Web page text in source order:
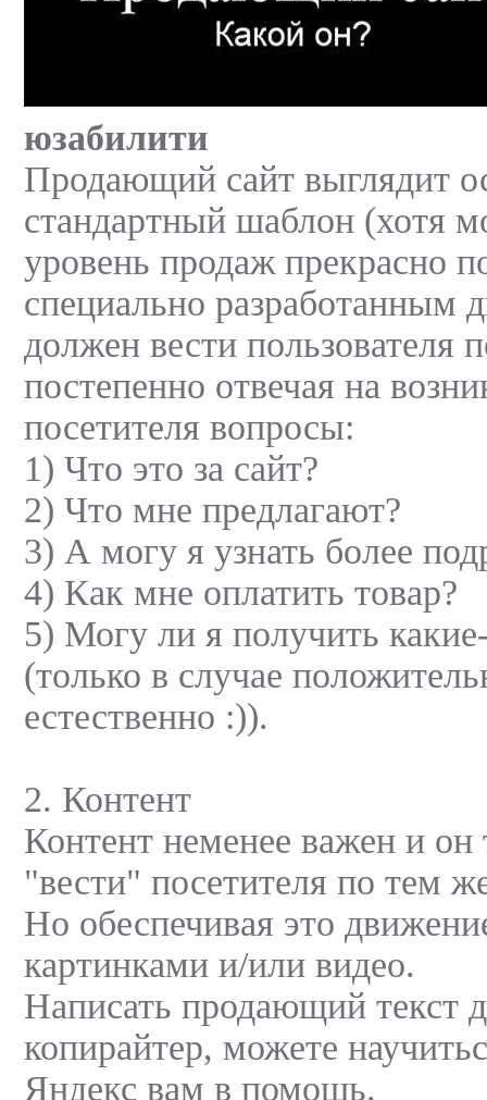
юзабилити
Продающий сайт выглядит
стандартный шаблон (хотя
уровень продаж прекрасно
специально разработанным
должен вести пользователя
постепенно отвечая на
посетителя вопросы:
1) Что это за сайт?
2) Что мне предлагают?
3) А могу я узнать более
4) Как мне оплатить товар?
5) Могу ли я получить
(только в случае
естественно :)).
2. Контент
Контент неменее важен и
"вести" посетителя по тем
Но обеспечивая это
картинками и/или видео.
Написать продающий текст
копирайтер, можете
Яндекс вам в помощь.